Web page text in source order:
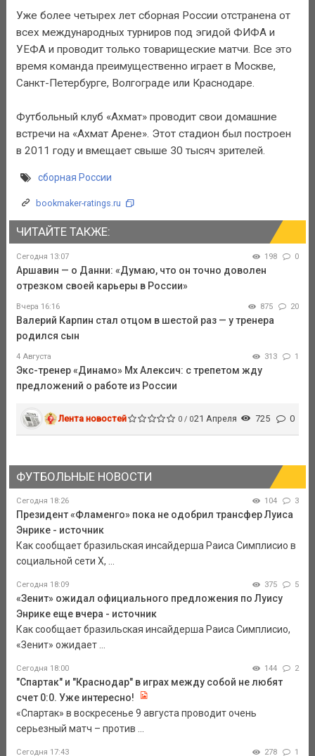
Уже более четырех лет сборная России отстранена от
всех международных турниров под эгидой ФИФА и
УЕФА и проводит только товарищеские матчи. Все это
время команда преимущественно играет в Москве,
Санкт-Петербурге, Волгограде или Краснодаре.
Футбольный клуб «Ахмат» проводит свои домашние
встречи на «Ахмат Арене». Этот стадион был построен
в 2011 году и вмещает свыше 30 тысяч зрителей.
сборная России
bookmaker-ratings.ru
ЧИТАЙТЕ ТАКЖЕ:
Сегодня 13:07 198 0
Аршавин — о Данни: «Думаю, что он точно доволен
отрезком своей карьеры в России»
Вчера 16:16 875 20
Валерий Карпин стал отцом в шестой раз — у тренера
родился сын
4 Августа 313 1
Экс-тренер «Динамо» Мх Алексич: с трепетом жду
предложений о работе из России
Лента новостей 0 / 021 Апреля 725 0
ФУТБОЛЬНЫЕ НОВОСТИ
Сегодня 18:26 104 3
Президент «Фламенго» пока не одобрил трансфер Луиса
Энрике - источник
Как сообщает бразильская инсайдерша Раиса Симплисио в
социальной сети Х, ...
Сегодня 18:09 375 5
«Зенит» ожидал официального предложения по Луису
Энрике еще вчера - источник
Как сообщает бразильская инсайдерша Раиса Симплисио,
«Зенит» ожидает ...
Сегодня 18:00 144 2
"Спартак" и "Краснодар" в играх между собой не любят
счет 0:0. Уже интересно!
«Спартак» в воскресенье 9 августа проводит очень
серьезный матч – против ...
Сегодня 17:43 278 1